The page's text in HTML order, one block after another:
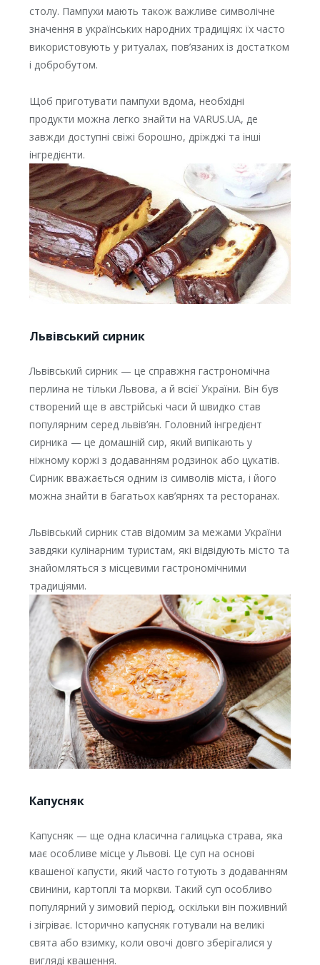
столу. Пампухи мають також важливе символічне
значення в українських народних традиціях: їх часто
використовують у ритуалах, пов’язаних із достатком
і добробутом.
Щоб приготувати пампухи вдома, необхідні
продукти можна легко знайти на VARUS.UA, де
завжди доступні свіжі борошно, дріжджі та інші
інгредієнти.
Львівський сирник
Львівський сирник — це справжня гастрономічна
перлина не тільки Львова, а й всієї України. Він був
створений ще в австрійські часи й швидко став
популярним серед львів’ян. Головний інгредієнт
сирника — це домашній сир, який випікають у
ніжному коржі з додаванням родзинок або цукатів.
Сирник вважається одним із символів міста, і його
можна знайти в багатьох кав’ярнях та ресторанах.
Львівський сирник став відомим за межами України
завдяки кулінарним туристам, які відвідують місто та
знайомляться з місцевими гастрономічними
традиціями.
Капусняк
Капусняк — ще одна класична галицька страва, яка
має особливе місце у Львові. Це суп на основі
квашеної капусти, який часто готують з додаванням
свинини, картоплі та моркви. Такий суп особливо
популярний у зимовий період, оскільки він поживний
і зігріває. Історично капусняк готували на великі
свята або взимку, коли овочі довго зберігалися у
вигляді квашення.